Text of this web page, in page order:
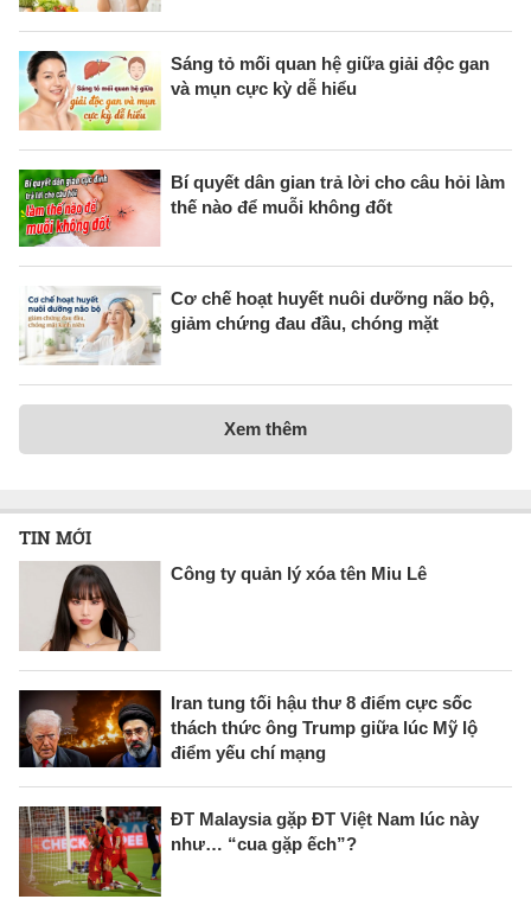
Sáng tỏ mối quan hệ giữa giải độc gan
và mụn cực kỳ dễ hiểu
Bí quyết dân gian trả lời cho câu hỏi làm
thế nào để muỗi không đốt
Cơ chế hoạt huyết nuôi dưỡng não bộ,
giảm chứng đau đầu, chóng mặt
Xem thêm
TIN MỚI
Công ty quản lý xóa tên Miu Lê
Iran tung tối hậu thư 8 điểm cực sốc
thách thức ông Trump giữa lúc Mỹ lộ
điểm yếu chí mạng
ĐT Malaysia gặp ĐT Việt Nam lúc này
như… “cua gặp ếch”?